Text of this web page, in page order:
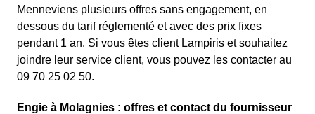
Menneviens plusieurs offres sans engagement, en
dessous du tarif réglementé et avec des prix fixes
pendant 1 an. Si vous êtes client Lampiris et souhaitez
joindre leur service client, vous pouvez les contacter au
09 70 25 02 50.
Engie à Molagnies : offres et contact du fournisseur